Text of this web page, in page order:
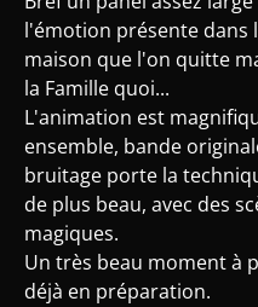
l'émotion présente dans
maison que l'on quitte
la Famille quoi...
L'animation est
ensemble, bande
bruitage porte la
de plus beau, avec des
magiques.
Un très beau moment à
déjà en préparation.